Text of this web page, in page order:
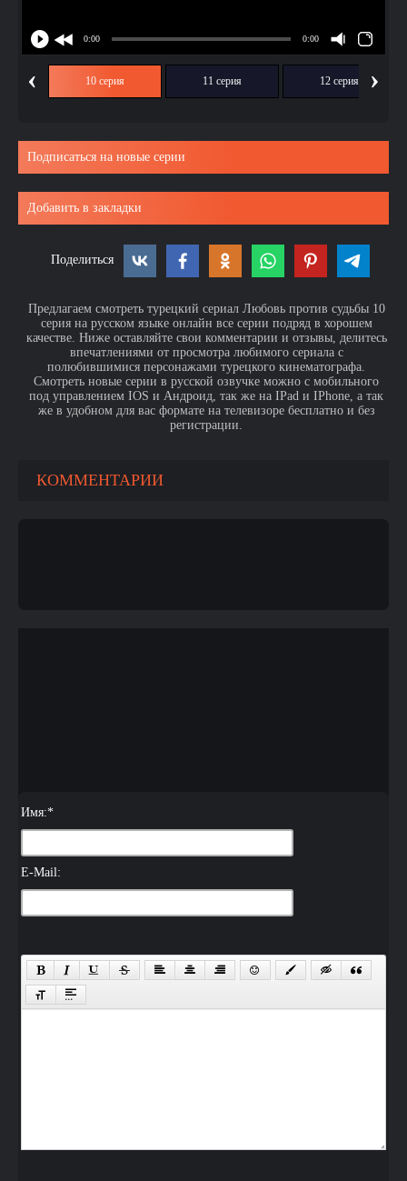
‹ 10 серия 11 серия 12 серия ›
Подписаться на новые серии
Добавить в закладки
Поделиться
Предлагаем смотреть турецкий сериал Любовь против судьбы 10
серия на русском языке онлайн все серии подряд в хорошем
качестве. Ниже оставляйте свои комментарии и отзывы, делитесь
впечатлениями от просмотра любимого сериала с
полюбившимися персонажами турецкого кинематографа.
Смотреть новые серии в русской озвучке можно с мобильного
под управлением IOS и Андроид, так же на IPad и IPhone, а так
же в удобном для вас формате на телевизоре бесплатно и без
регистрации.
КОММЕНТАРИИ
Имя:*
E-Mail: